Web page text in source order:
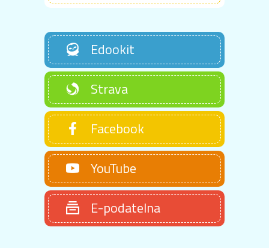
Edookit
Strava
Facebook
YouTube
E-podatelna